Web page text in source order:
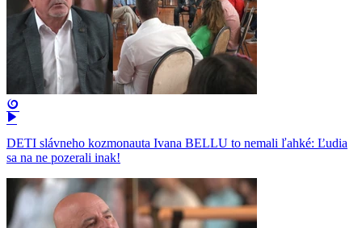
DETI slávneho kozmonauta Ivana BELLU to nemali ľahké: Ľudia
sa na ne pozerali inak!